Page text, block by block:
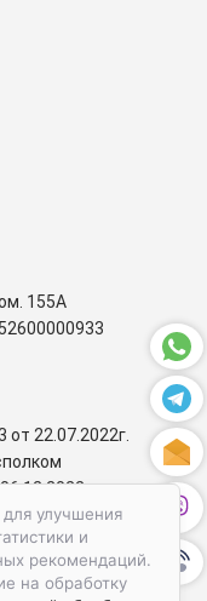
улучшения
и
рекомендаций.
на обработку
155А
22.07.2022г.
по защите
района